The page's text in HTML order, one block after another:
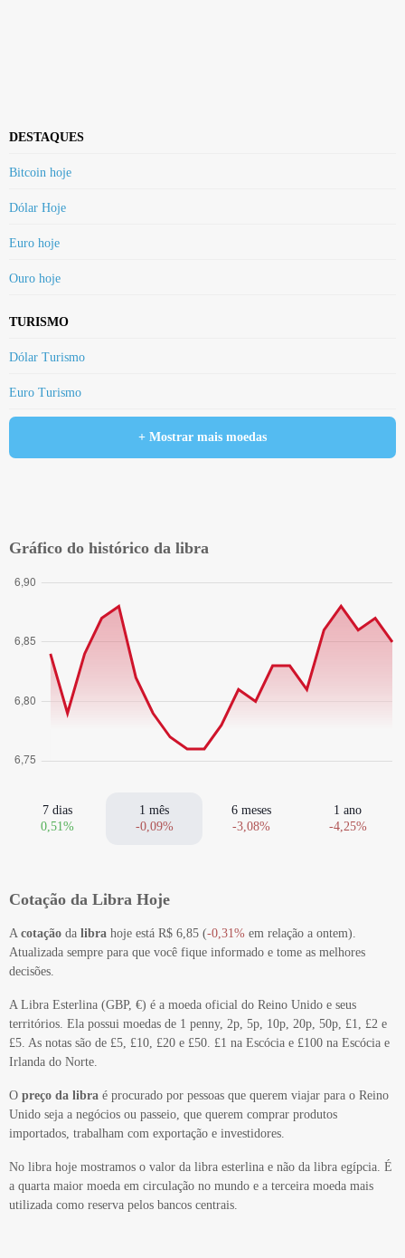
DESTAQUES
Bitcoin hoje
Dólar Hoje
Euro hoje
Ouro hoje
TURISMO
Dólar Turismo
Euro Turismo
+ Mostrar mais moedas
Gráfico do histórico da libra
7 dias
0,51%
1 mês
-0,09%
6 meses
-3,08%
1 ano
-4,25%
Cotação da Libra Hoje
A cotação da libra hoje está R$ 6,85 (-0,31% em relação a ontem).
Atualizada sempre para que você fique informado e tome as melhores
decisões.
A Libra Esterlina (GBP, €) é a moeda oficial do Reino Unido e seus
territórios. Ela possui moedas de 1 penny, 2p, 5p, 10p, 20p, 50p, £1, £2 e
£5. As notas são de £5, £10, £20 e £50. £1 na Escócia e £100 na Escócia e
Irlanda do Norte.
O preço da libra é procurado por pessoas que querem viajar para o Reino
Unido seja a negócios ou passeio, que querem comprar produtos
importados, trabalham com exportação e investidores.
No libra hoje mostramos o valor da libra esterlina e não da libra egípcia. É
a quarta maior moeda em circulação no mundo e a terceira moeda mais
utilizada como reserva pelos bancos centrais.